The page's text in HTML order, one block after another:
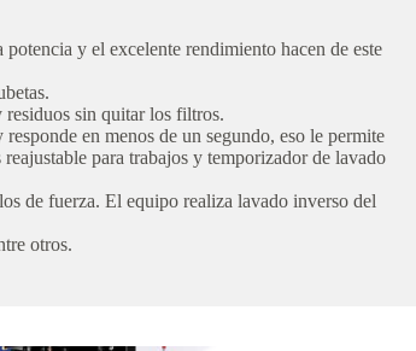
y el excelente rendimiento hacen de este
sin quitar los filtros.
en menos de un segundo, eso le permite
para trabajos y temporizador de lavado
de fuerza. El equipo realiza lavado inverso del
otros.